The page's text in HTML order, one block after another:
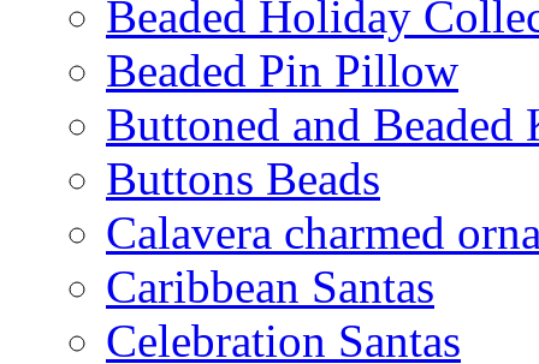
Beaded Holiday
Beaded Pin Pillow
Buttoned and Beaded
Buttons Beads
Calavera charmed
Caribbean Santas
Celebration Santas